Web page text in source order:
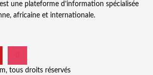
une plateforme d’information spécialisée
africaine et internationale.
tous droits réservés